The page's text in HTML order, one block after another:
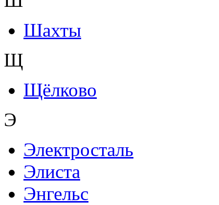
Шахты
Щ
Щёлково
Э
Электросталь
Элиста
Энгельс